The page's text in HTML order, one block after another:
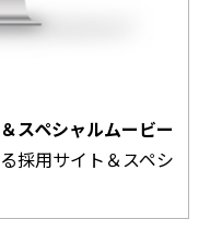
スペシャルムービー
採用サイト＆スペシ